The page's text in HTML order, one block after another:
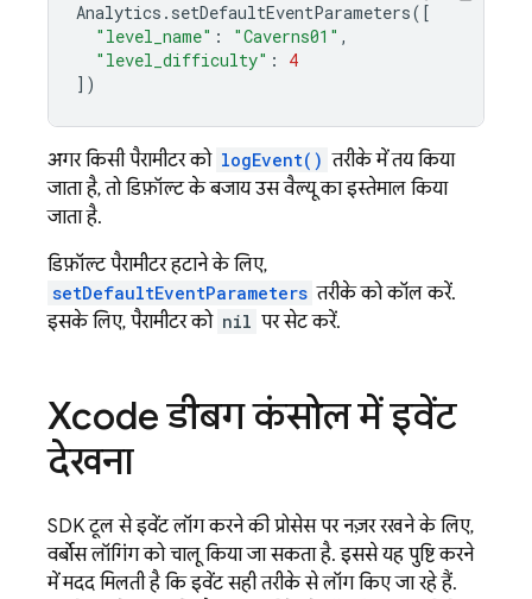
Analytics . setDefaultEventParameters([
"level_name" : "Caverns01" ,
"level_difficulty" :
4
])
अगर किसी पैरामीटर को logEvent() तरीके में तय किया
जाता है, तो डिफ़ॉल्ट के बजाय उस वैल्यू का इस्तेमाल किया
जाता है.
डिफ़ॉल्ट पैरामीटर हटाने के लिए,
setDefaultEventParameters तरीके को कॉल करें.
इसके लिए, पैरामीटर को nil पर सेट करें.
Xcode डीबग कंसोल में इवेंट
देखना
SDK टूल से इवेंट लॉग करने की प्रोसेस पर नज़र रखने के लिए,
वर्बोस लॉगिंग को चालू किया जा सकता है. इससे यह पुष्टि करने
में मदद मिलती है कि इवेंट सही तरीके से लॉग किए जा रहे हैं.